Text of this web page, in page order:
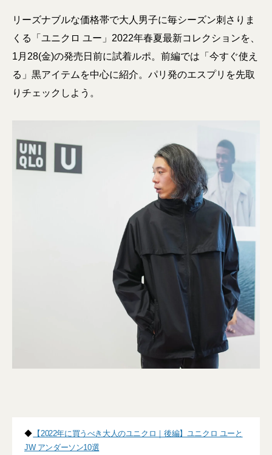
リーズナブルな価格帯で大人男子に毎シーズン刺さりま
くる「ユニクロ ユー」2022年春夏最新コレクションを、
1月28(金)の発売日前に試着ルポ。前編では「今すぐ使え
る」黒アイテムを中心に紹介。パリ発のエスプリを先取
りチェックしよう。
◆ 【2022年に買うべき大人のユニクロ｜後編】ユニクロ ユーと
JW アンダーソン10選